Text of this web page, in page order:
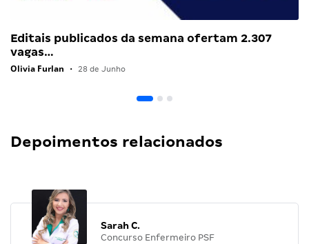
Editais publicados da semana ofertam 2.307
vagas…
Olivia Furlan • 28 de Junho
Depoimentos relacionados
Sarah C.
Concurso Enfermeiro PSF